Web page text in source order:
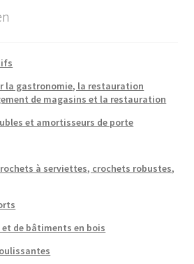
produit
la gastronomie, la restauration
de magasins et la restauration
et amortisseurs de porte
à serviettes, crochets robustes,
et de bâtiments en bois